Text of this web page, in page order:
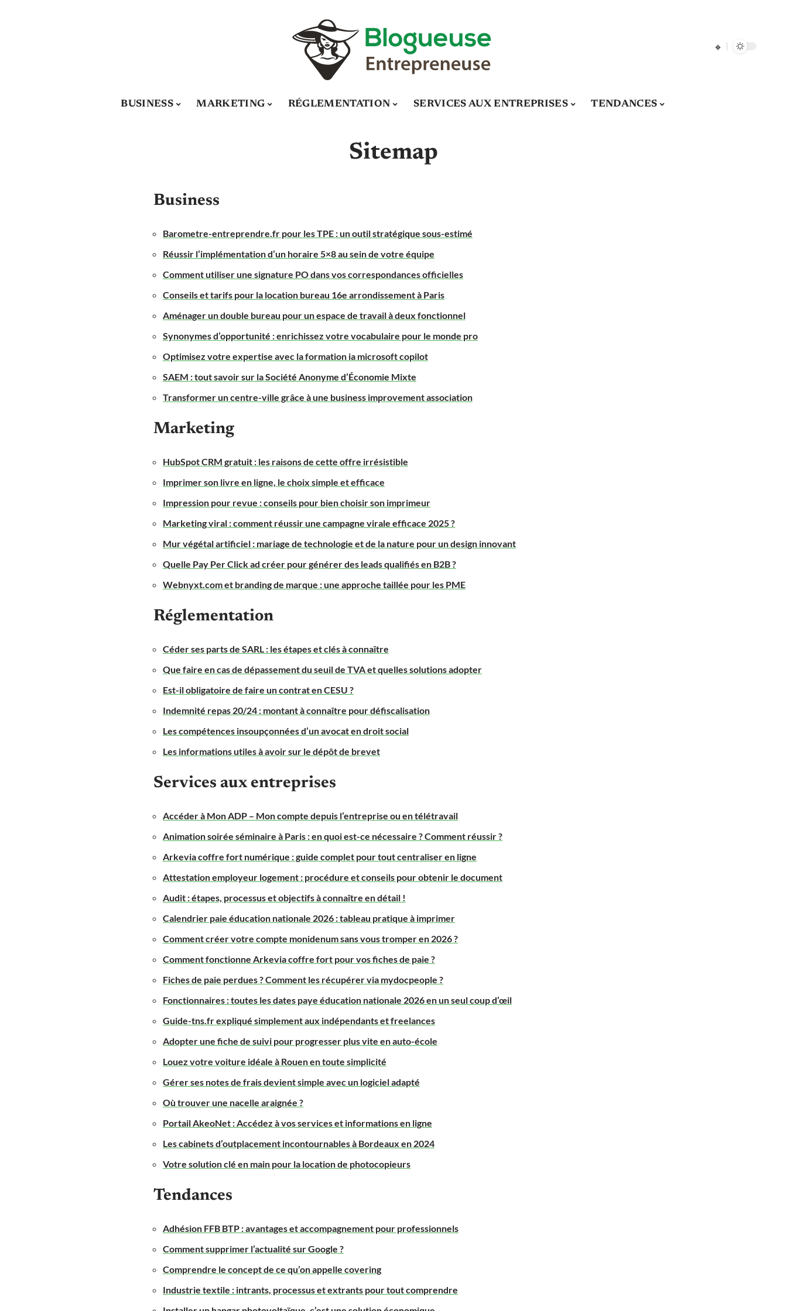
BUSINESS MARKETING RÉGLEMENTATION SERVICES AUX ENTREPRISES TENDANCES
Sitemap
Business
Barometre-entreprendre.fr pour les TPE : un outil stratégique sous-estimé
Réussir l’implémentation d’un horaire 5×8 au sein de votre équipe
Comment utiliser une signature PO dans vos correspondances officielles
Conseils et tarifs pour la location bureau 16e arrondissement à Paris
Aménager un double bureau pour un espace de travail à deux fonctionnel
Synonymes d’opportunité : enrichissez votre vocabulaire pour le monde pro
Optimisez votre expertise avec la formation ia microsoft copilot
SAEM : tout savoir sur la Société Anonyme d’Économie Mixte
Transformer un centre-ville grâce à une business improvement association
Marketing
HubSpot CRM gratuit : les raisons de cette offre irrésistible
Imprimer son livre en ligne, le choix simple et efficace
Impression pour revue : conseils pour bien choisir son imprimeur
Marketing viral : comment réussir une campagne virale efficace 2025 ?
Mur végétal artificiel : mariage de technologie et de la nature pour un design innovant
Quelle Pay Per Click ad créer pour générer des leads qualifiés en B2B ?
Webnyxt.com et branding de marque : une approche taillée pour les PME
Réglementation
Céder ses parts de SARL : les étapes et clés à connaître
Que faire en cas de dépassement du seuil de TVA et quelles solutions adopter
Est-il obligatoire de faire un contrat en CESU ?
Indemnité repas 20/24 : montant à connaître pour défiscalisation
Les compétences insoupçonnées d’un avocat en droit social
Les informations utiles à avoir sur le dépôt de brevet
Services aux entreprises
Accéder à Mon ADP – Mon compte depuis l’entreprise ou en télétravail
Animation soirée séminaire à Paris : en quoi est-ce nécessaire ? Comment réussir ?
Arkevia coffre fort numérique : guide complet pour tout centraliser en ligne
Attestation employeur logement : procédure et conseils pour obtenir le document
Audit : étapes, processus et objectifs à connaître en détail !
Calendrier paie éducation nationale 2026 : tableau pratique à imprimer
Comment créer votre compte monidenum sans vous tromper en 2026 ?
Comment fonctionne Arkevia coffre fort pour vos fiches de paie ?
Fiches de paie perdues ? Comment les récupérer via mydocpeople ?
Fonctionnaires : toutes les dates paye éducation nationale 2026 en un seul coup d’œil
Guide-tns.fr expliqué simplement aux indépendants et freelances
Adopter une fiche de suivi pour progresser plus vite en auto-école
Louez votre voiture idéale à Rouen en toute simplicité
Gérer ses notes de frais devient simple avec un logiciel adapté
Où trouver une nacelle araignée ?
Portail AkeoNet : Accédez à vos services et informations en ligne
Les cabinets d’outplacement incontournables à Bordeaux en 2024
Votre solution clé en main pour la location de photocopieurs
Tendances
Adhésion FFB BTP : avantages et accompagnement pour professionnels
Comment supprimer l’actualité sur Google ?
Comprendre le concept de ce qu’on appelle covering
Industrie textile : intrants, processus et extrants pour tout comprendre